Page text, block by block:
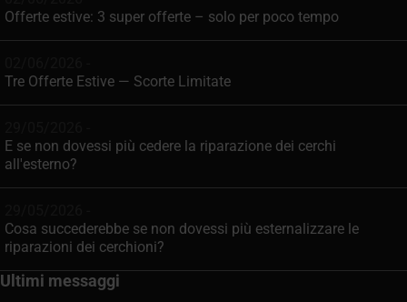
Offerte estive: 3 super offerte – solo per poco tempo
Tre Offerte Estive — Scorte Limitate
E se non dovessi più cedere la riparazione dei cerchi
all'esterno?
Cosa succederebbe se non dovessi più esternalizzare le
riparazioni dei cerchioni?
Ultimi messaggi